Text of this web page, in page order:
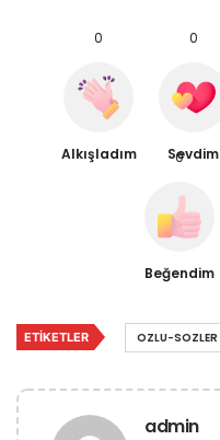
0
Alkışladım
0
Sevdim
0
Beğendim
ETIKETLER OZLU-SOZLER
admin